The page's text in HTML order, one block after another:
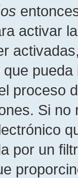
activar
proceso
Si no
por un